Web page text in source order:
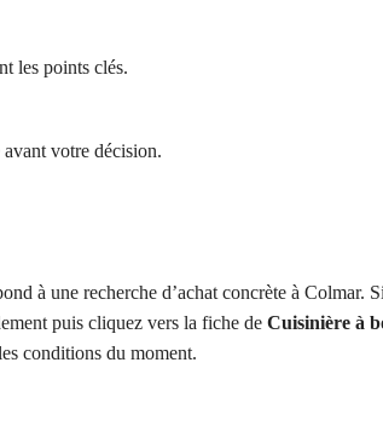
les points clés.
votre décision.
à une recherche d’achat concrète à Colmar. Si
puis cliquez vers la fiche de Cuisinière à
conditions du moment.